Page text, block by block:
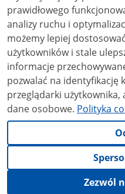
NC-ND 4.0), o
prawidłowego
analizy ruchu i optymalizacji
możemy lepiej
użytkowników i stale ulepszać
informacje
pozwalać na identyfikację
przeglądarki
dane osobowe. Polityka
Zezwól